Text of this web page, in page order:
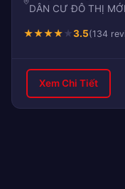
DÂN CƯ ĐÔ THỊ
★★★★★3.5(134
Xem Chi Tiết